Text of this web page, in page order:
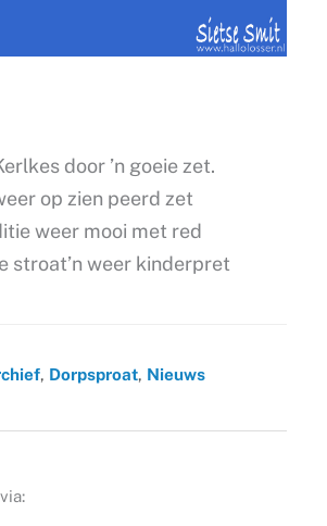
door ’n goeie zet.
op zien peerd zet
weer mooi met red
stroat’n weer kinderpret
, Dorpsproat, Nieuws